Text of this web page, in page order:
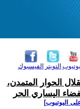
الفيسبوك التويتر
الحوار المتمدن،
اليساري الحر
اليوتيوب]